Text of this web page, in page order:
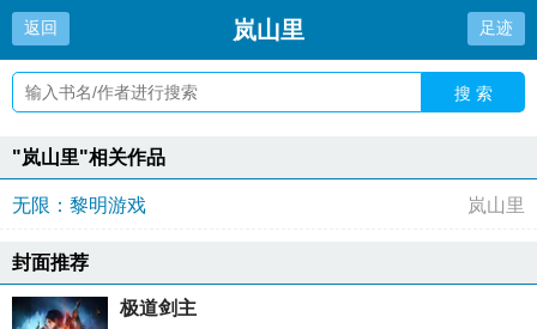
返回 岚山里 足迹
搜 索
"岚山里"相关作品
无限：黎明游戏 岚山里
封面推荐
极道剑主